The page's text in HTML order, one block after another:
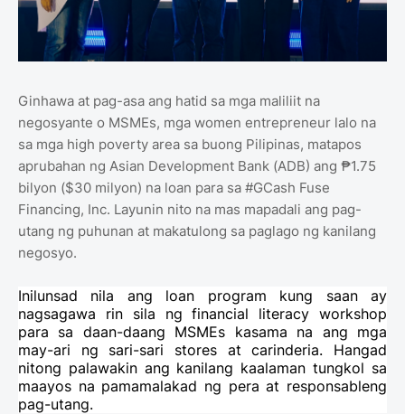
Ginhawa at pag-asa ang hatid sa mga maliliit na
negosyante o MSMEs, mga women entrepreneur lalo na
sa mga high poverty area sa buong Pilipinas, matapos
aprubahan ng Asian Development Bank (ADB) ang ₱1.75
bilyon ($30 milyon) na loan para sa #GCash Fuse
Financing, Inc. Layunin nito na mas mapadali ang pag-
utang ng puhunan at makatulong sa paglago ng kanilang
negosyo.
Inilunsad nila ang loan program kung saan ay
nagsagawa rin sila ng financial literacy workshop
para sa daan-daang MSMEs kasama na ang mga
may-ari ng sari-sari stores at carinderia. Hangad
nitong palawakin ang kanilang kaalaman tungkol sa
maayos na pamamalakad ng pera at responsableng
pag-utang.